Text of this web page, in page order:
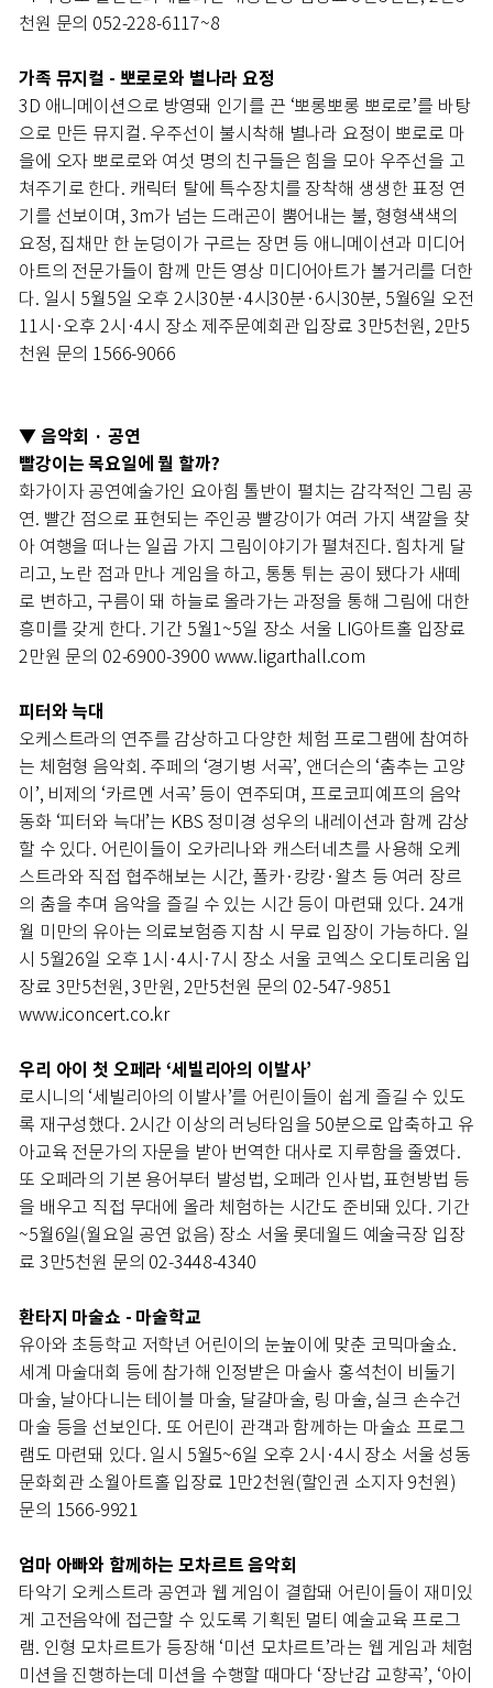
천원 문의 052-228-6117~8
가족 뮤지컬 - 뽀로로와 별나라 요정
3D 애니메이션으로 방영돼 인기를 끈 ‘뽀롱뽀롱 뽀로로’를 바탕
으로 만든 뮤지컬. 우주선이 불시착해 별나라 요정이 뽀로로 마
을에 오자 뽀로로와 여섯 명의 친구들은 힘을 모아 우주선을 고
쳐주기로 한다. 캐릭터 탈에 특수장치를 장착해 생생한 표정 연
기를 선보이며, 3m가 넘는 드래곤이 뿜어내는 불, 형형색색의
요정, 집채만 한 눈덩이가 구르는 장면 등 애니메이션과 미디어
아트의 전문가들이 함께 만든 영상 미디어아트가 볼거리를 더한
다. 일시 5월5일 오후 2시30분·4시30분·6시30분, 5월6일 오전
11시·오후 2시·4시 장소 제주문예회관 입장료 3만5천원, 2만5
천원 문의 1566-9066
▼ 음악회 · 공연
빨강이는 목요일에 뭘 할까?
화가이자 공연예술가인 요아힘 톨반이 펼치는 감각적인 그림 공
연. 빨간 점으로 표현되는 주인공 빨강이가 여러 가지 색깔을 찾
아 여행을 떠나는 일곱 가지 그림이야기가 펼쳐진다. 힘차게 달
리고, 노란 점과 만나 게임을 하고, 통통 튀는 공이 됐다가 새떼
로 변하고, 구름이 돼 하늘로 올라가는 과정을 통해 그림에 대한
흥미를 갖게 한다. 기간 5월1~5일 장소 서울 LIG아트홀 입장료
2만원 문의 02-6900-3900 www.ligarthall.com
피터와 늑대
오케스트라의 연주를 감상하고 다양한 체험 프로그램에 참여하
는 체험형 음악회. 주페의 ‘경기병 서곡’, 앤더슨의 ‘춤추는 고양
이’, 비제의 ‘카르멘 서곡’ 등이 연주되며, 프로코피예프의 음악
동화 ‘피터와 늑대’는 KBS 정미경 성우의 내레이션과 함께 감상
할 수 있다. 어린이들이 오카리나와 캐스터네츠를 사용해 오케
스트라와 직접 협주해보는 시간, 폴카·캉캉·왈츠 등 여러 장르
의 춤을 추며 음악을 즐길 수 있는 시간 등이 마련돼 있다. 24개
월 미만의 유아는 의료보험증 지참 시 무료 입장이 가능하다. 일
시 5월26일 오후 1시·4시·7시 장소 서울 코엑스 오디토리움 입
장료 3만5천원, 3만원, 2만5천원 문의 02-547-9851
www.iconcert.co.kr
우리 아이 첫 오페라 ‘세빌리아의 이발사’
로시니의 ‘세빌리아의 이발사’를 어린이들이 쉽게 즐길 수 있도
록 재구성했다. 2시간 이상의 러닝타임을 50분으로 압축하고 유
아교육 전문가의 자문을 받아 번역한 대사로 지루함을 줄였다.
또 오페라의 기본 용어부터 발성법, 오페라 인사법, 표현방법 등
을 배우고 직접 무대에 올라 체험하는 시간도 준비돼 있다. 기간
~5월6일(월요일 공연 없음) 장소 서울 롯데월드 예술극장 입장
료 3만5천원 문의 02-3448-4340
환타지 마술쇼 - 마술학교
유아와 초등학교 저학년 어린이의 눈높이에 맞춘 코믹마술쇼.
세계 마술대회 등에 참가해 인정받은 마술사 홍석천이 비둘기
마술, 날아다니는 테이블 마술, 달걀마술, 링 마술, 실크 손수건
마술 등을 선보인다. 또 어린이 관객과 함께하는 마술쇼 프로그
램도 마련돼 있다. 일시 5월5~6일 오후 2시·4시 장소 서울 성동
문화회관 소월아트홀 입장료 1만2천원(할인권 소지자 9천원)
문의 1566-9921
엄마 아빠와 함께하는 모차르트 음악회
타악기 오케스트라 공연과 웹 게임이 결합돼 어린이들이 재미있
게 고전음악에 접근할 수 있도록 기획된 멀티 예술교육 프로그
램. 인형 모차르트가 등장해 ‘미션 모차르트’라는 웹 게임과 체험
미션을 진행하는데 미션을 수행할 때마다 ‘장난감 교향곡’, ‘아이